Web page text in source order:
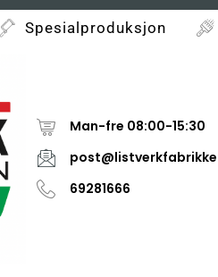
Spesialproduksjon
Man-fre 08:00-15:30
69281666